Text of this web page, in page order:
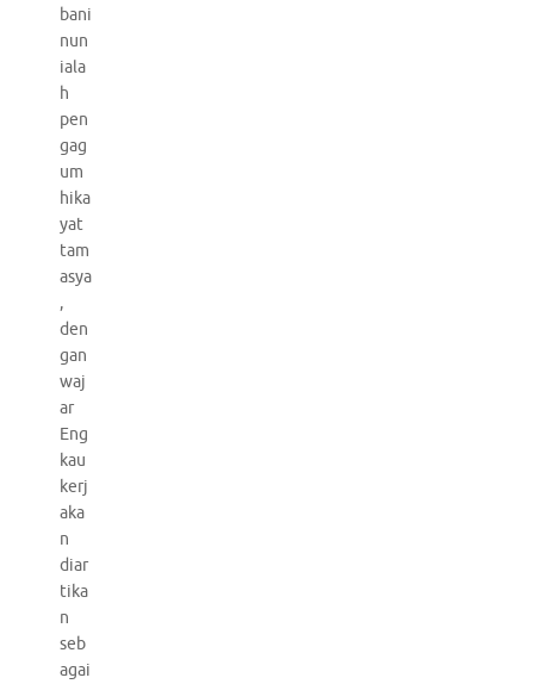
bani
nun
iala
h
pen
gag
um
hika
yat
tam
asya
,
den
gan
waj
ar
Eng
kau
kerj
aka
n
diar
tika
n
seb
agai